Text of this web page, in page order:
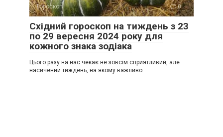
Гороскоп 0
Східний гороскоп на тиждень з 23
по 29 вересня 2024 року для
кожного знака зодіака
Цього разу на нас чекає не зовсім сприятливий, але
насичений тиждень, на якому важливо